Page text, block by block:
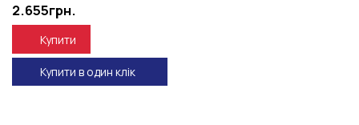
2.655грн.
Купити
Купити в один клік